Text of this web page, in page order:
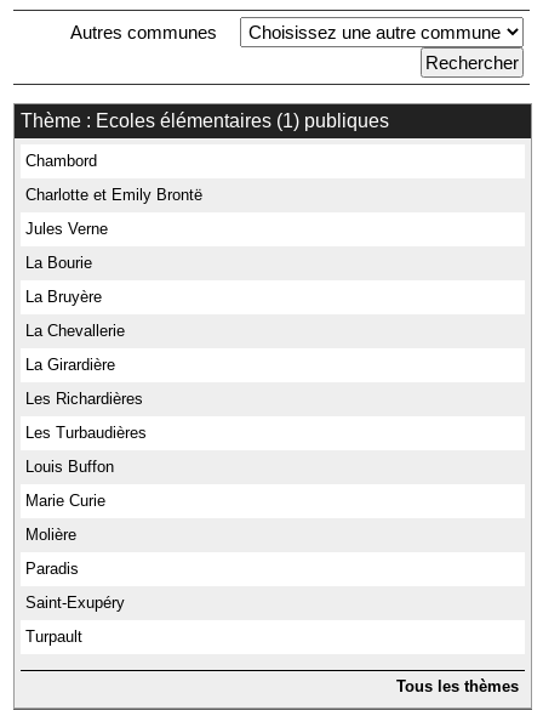
ContactsAutres communes
Thème : Ecoles élémentaires (1) publiques
Chambord
Charlotte et Emily Brontë
Jules Verne
La Bourie
La Bruyère
La Chevallerie
La Girardière
Les Richardières
Les Turbaudières
Louis Buffon
Marie Curie
Molière
Paradis
Saint-Exupéry
Turpault
Tous les thèmes